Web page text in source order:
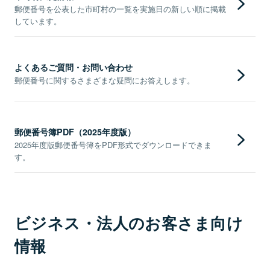
郵便番号を公表した市町村の一覧を実施日の新しい順に掲載
しています。
よくあるご質問・お問い合わせ
郵便番号に関するさまざまな疑問にお答えします。
郵便番号簿PDF（2025年度版）
2025年度版郵便番号簿をPDF形式でダウンロードできま
す。
ビジネス・法人のお客さま向け
情報